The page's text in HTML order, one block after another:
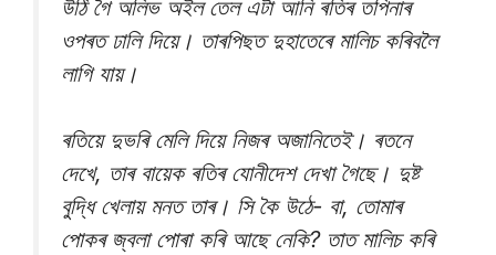
উঠি গৈ অলিভ অইল তেল এটা আনি ৰতিৰ তপিনাৰ
ওপৰত ঢালি দিয়ে। তাৰপিছত দুহাতেৰে মালিচ কৰিবলৈ
লাগি যায়।
ৰতিয়ে দুভৰি মেলি দিয়ে নিজৰ অজানিতেই। ৰতনে
দেখে, তাৰ বায়েক ৰতিৰ যোনীদেশ দেখা গৈছে। দুষ্ট
বুদ্ধি খেলায় মনত তাৰ। সি কৈ উঠে- বা, তোমাৰ
পোকৰ জ্বলা পোৰা কৰি আছে নেকি? তাত মালিচ কৰি